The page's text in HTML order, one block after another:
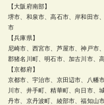
【大阪府南部】
堺市、和泉市、高石市、岸和田市
市
【兵庫県】
尼崎市、西宮市、芦屋市、神戸市
郡猪名川町、明石市、加古川市、
【京都府】
京都市、宇治市、京田辺市、八幡
川市、井手町、精華町、向日市、
丹市、京丹波町、綾部市、福知山